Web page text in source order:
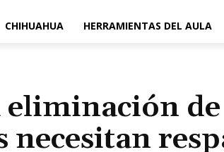
CHIHUAHUA HERRAMIENTAS DEL AULA